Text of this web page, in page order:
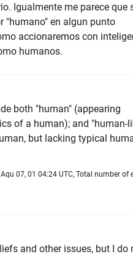
Igualmente me parece que
"humano" en algun punto
accionaremos con
humanos.
both "human" (appearing
of a human); and "human-
but lacking typical
07, 01 04:24 UTC, Total number of
and other issues, but I do